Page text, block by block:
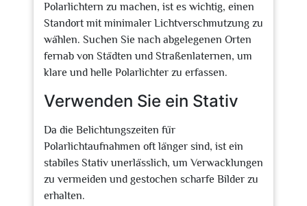
Polarlichtern zu machen, ist es wichtig, einen
Standort mit minimaler Lichtverschmutzung zu
wählen. Suchen Sie nach abgelegenen Orten
fernab von Städten und Straßenlaternen, um
klare und helle Polarlichter zu erfassen.
Verwenden Sie ein Stativ
Da die Belichtungszeiten für
Polarlichtaufnahmen oft länger sind, ist ein
stabiles Stativ unerlässlich, um Verwacklungen
zu vermeiden und gestochen scharfe Bilder zu
erhalten.